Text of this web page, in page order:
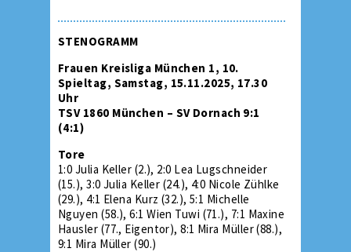
STENOGRAMM
Frauen Kreisliga München 1, 10.
Spieltag, Samstag, 15.11.2025, 17.30
Uhr
TSV 1860 München – SV Dornach 9:1
(4:1)
Tore
1:0 Julia Keller (2.), 2:0 Lea Lugschneider
(15.), 3:0 Julia Keller (24.), 4:0 Nicole Zühlke
(29.), 4:1 Elena Kurz (32.), 5:1 Michelle
Nguyen (58.), 6:1 Wien Tuwi (71.), 7:1 Maxine
Hausler (77., Eigentor), 8:1 Mira Müller (88.),
9:1 Mira Müller (90.)